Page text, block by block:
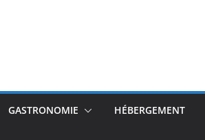
GASTRONOMIE HÉBERGEMENT